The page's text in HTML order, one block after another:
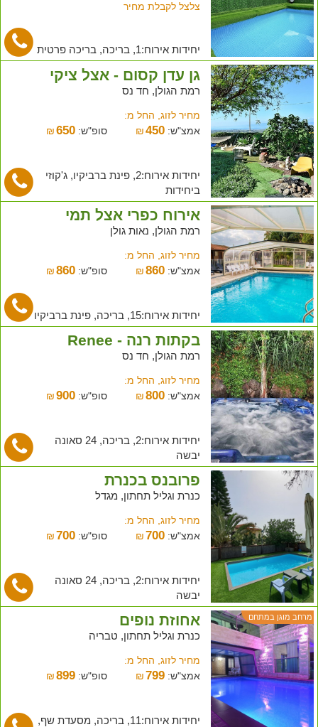
צלצל לקבלת מחיר
יחידות אירוח:1, בריכה, בריכה פרטית
גן עדן קסום - אצל ציקי
רמת הגולן, חד נס
מחיר לזוג, החל מ:
אמצ"ש:
₪450 סופ"ש: ₪ 650
יחידות אירוח:2, פינת ברביקיו, ג'קוזי
ביחידות
אירוח כפרי אצל תמי
רמת הגולן, נאות גולן
מחיר לזוג, החל מ:
אמצ"ש:
₪860 סופ"ש: ₪ 860
יחידות אירוח:15, בריכה, פינת ברביקיו
בקתות רנה - Renee
רמת הגולן, חד נס
מחיר לזוג, החל מ:
אמצ"ש:
₪800 סופ"ש: ₪ 900
יחידות אירוח:2, בריכה, 24 סאונה
יבשה
פרובנס בכנרת
כנרת וגליל תחתון, מגדל
מחיר לזוג, החל מ:
אמצ"ש:
₪700 סופ"ש: ₪ 700
יחידות אירוח:2, בריכה, 24 סאונה
יבשה
מרחב מוגן במתחם אחוזת נופים
כנרת וגליל תחתון, טבריה
מחיר לזוג, החל מ:
אמצ"ש:
₪799 סופ"ש: ₪ 899
יחידות אירוח:11, בריכה, מסעדת שף,